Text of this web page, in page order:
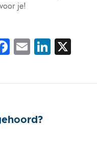
je!
Facebook
EmailLinkedIn